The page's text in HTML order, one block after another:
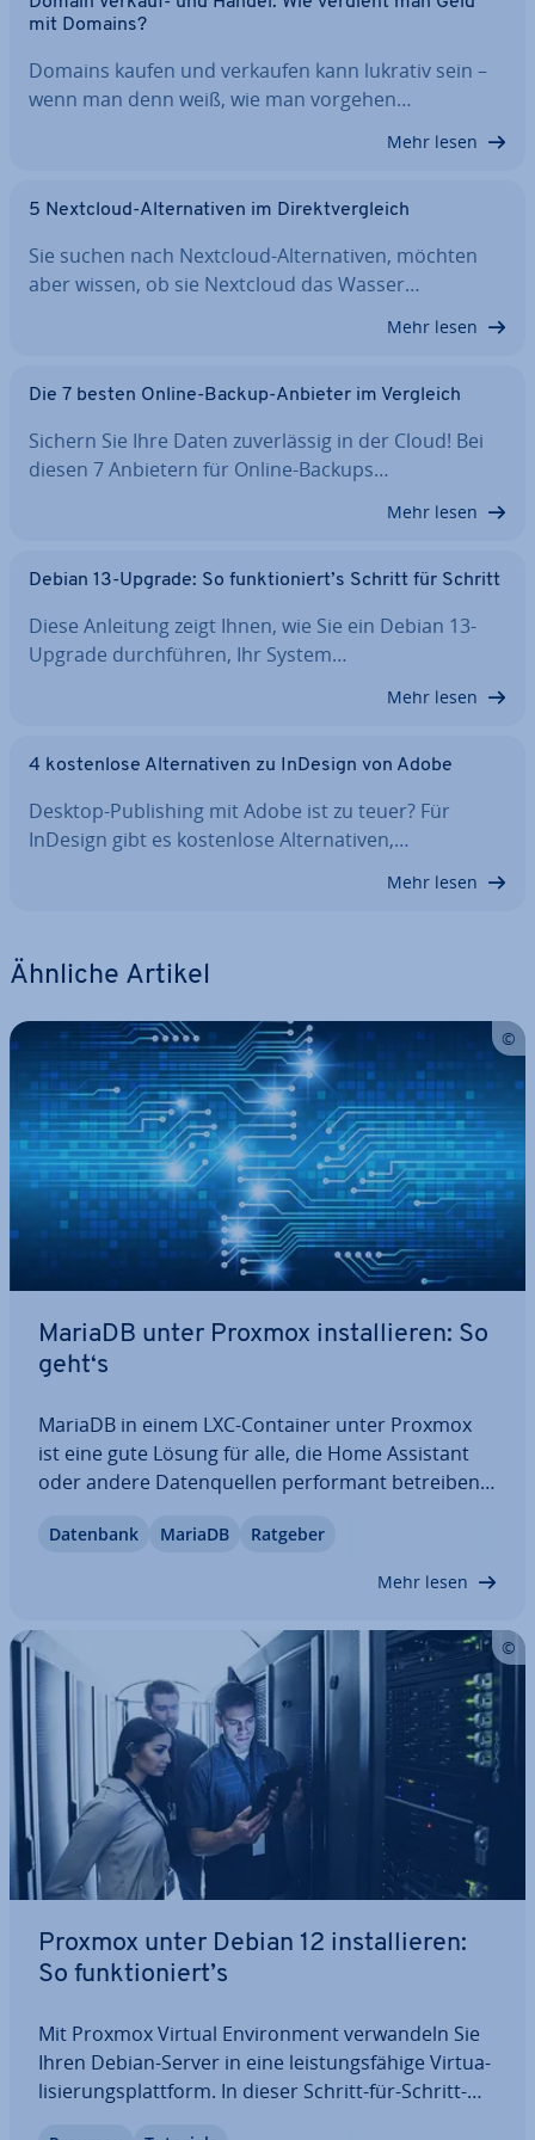
mit Domains?
Domains kaufen und verkaufen kann lukrativ sein –
wenn man denn weiß, wie man vorgehen…
Mehr lesen
5 Nextcloud-Al­ter­na­ti­ven im Di­rekt­ver­gleich
Sie suchen nach Nextcloud-Al­ter­na­ti­ven, möchten
aber wissen, ob sie Nextcloud das Wasser…
Mehr lesen
Die 7 besten Online-Backup-Anbieter im Vergleich
Sichern Sie Ihre Daten zu­ver­läs­sig in der Cloud! Bei
diesen 7 Anbietern für Online-Backups…
Mehr lesen
Debian 13-Upgrade: So funk­tio­niert’s Schritt für Schritt
Diese Anleitung zeigt Ihnen, wie Sie ein Debian 13-
Upgrade durch­füh­ren, Ihr System…
Mehr lesen
4 kos­ten­lo­se Al­ter­na­ti­ven zu InDesign von Adobe
Desktop-Pu­bli­shing mit Adobe ist zu teuer? Für
InDesign gibt es kos­ten­lo­se Al­ter­na­ti­ven,…
Mehr lesen
Ähnliche Artikel
MariaDB unter Proxmox in­stal­lie­ren: So
geht‘s
MariaDB in einem LXC-Container unter Proxmox
ist eine gute Lösung für alle, die Home Assistant
oder andere Da­ten­quel­len per­for­mant betreiben
Datenbank erhöhen Sie nicht nur die Sta­bi­li­tät
Datenbank MariaDB Ratgeber
Mehr lesen
Proxmox unter Debian 12 in­stal­lie­ren:
So funk­tio­niert’s
Mit Proxmox Virtual En­vi­ron­ment ver­wan­deln Sie
Ihren Debian-Server in eine leis­tungs­fä­hi­ge Vir­tua­
li­sie­rungs­platt­form. In dieser Schritt-für-Schritt-